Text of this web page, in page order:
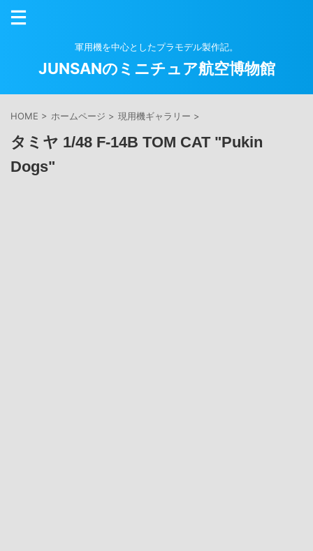
軍用機を中心としたプラモデル製作記。
JUNSANのミニチュア航空博物館
HOME > ホームページ > 現用機ギャラリー >
タミヤ 1/48 F-14B TOM CAT "Pukin
Dogs"